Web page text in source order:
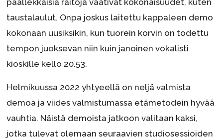
päällekkäisiä raitoja vaativat kokonaisuudet, kuten
taustalaulut. Onpa joskus laitettu kappaleen demo
kokonaan uusiksikin, kun tuorein korvin on todettu
tempon juoksevan niin kuin janoinen vokalisti
kioskille kello 20.53.
Helmikuussa 2022 yhtyeellä on neljä valmista
demoa ja viides valmistumassa etämetodein hyvää
vauhtia. Näistä demoista jatkoon valitaan kaksi,
jotka tulevat olemaan seuraavien studiosessioiden